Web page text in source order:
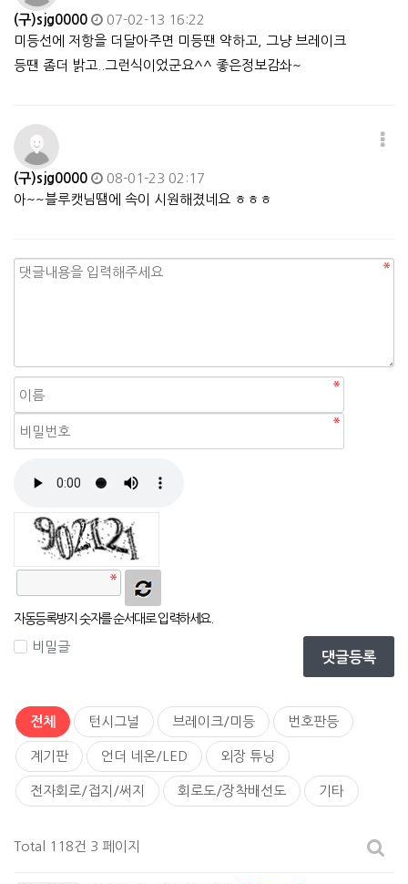
(구)sjg0000
07-02-13 16:22
미등선에 저항을 더달아주면 미등땐 약하고, 그냥 브레이크
등땐 좀더 밝고..그런식이었군요^^ 좋은정보감솨~
(구)sjg0000
08-01-23 02:17
아~~블루캣님땜에 속이 시원해졌네요 ㅎㅎㅎ
자동등록방지 숫자를 순서대로 입력하세요.
비밀글
댓글등록
전체 턴시그널 브레이크/미등 번호판등
계기판 언더 네온/LED 외장 튜닝
전자회로/접지/써지 회로도/장착배선도 기타
Total 118건 3 페이지